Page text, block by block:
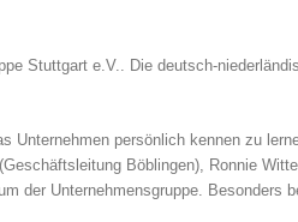
Stuttgart e.V.. Die deutsch-
persönlich kennen zu
Böblingen), Ronnie
der Unternehmensgruppe. Besonders